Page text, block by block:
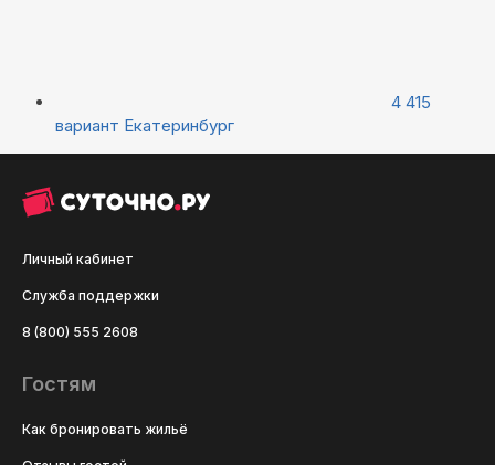
4 415
вариант Екатеринбург
Личный кабинет
Служба поддержки
8 (800) 555 2608
Гостям
Как бронировать жильё